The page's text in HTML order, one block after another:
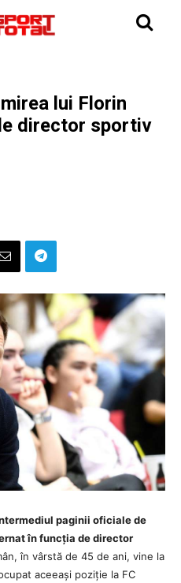
lui Florin
director sportiv
paginii oficiale de
în funcția de director
în vârstă de 45 de ani, vine la
aceeași poziție la FC